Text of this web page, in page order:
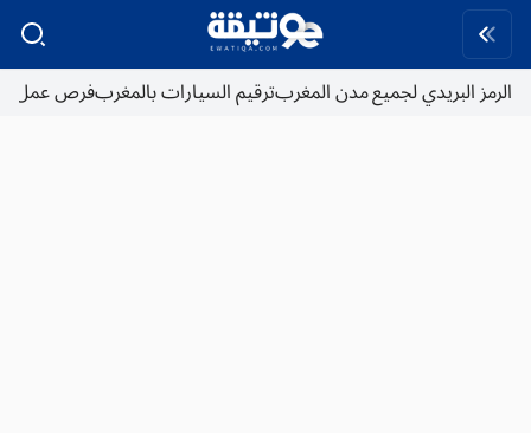
الرمز البريدي لجميع مدن المغربترقيم السيارات بالمغربفرص عمل